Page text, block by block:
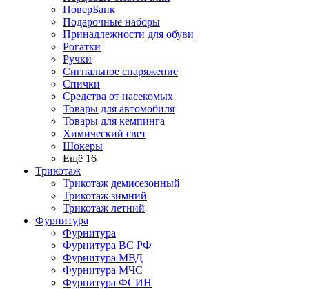
ПоверБанк
Подарочные наборы
Принадлежности для обуви
Рогатки
Ручки
Сигнальное снаряжение
Спички
Средства от насекомых
Товары для автомобиля
Товары для кемпинга
Химический свет
Шокеры
Ещё 16
Трикотаж
Трикотаж демисезонный
Трикотаж зимний
Трикотаж летний
Фурнитура
Фурнитура
Фурнитура ВС РФ
Фурнитура МВД
Фурнитура МЧС
Фурнитура ФСИН